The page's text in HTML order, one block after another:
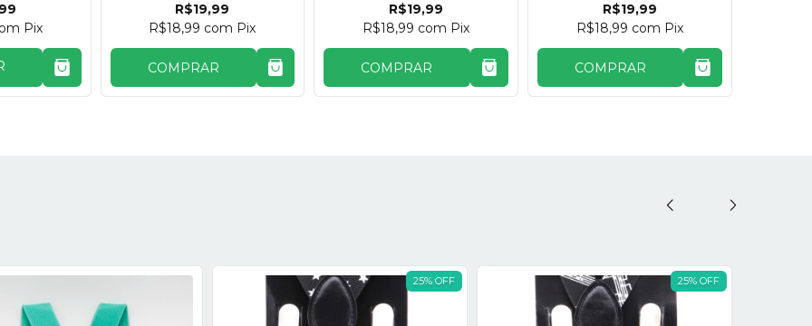
Pix
R$19,99
R$18,99 com Pix
COMPRAR
R$19,99
R$18,99 com Pix
COMPRAR
R$19,99
R$18,99 com Pix
COMPRAR
25% OFF 25% OFF